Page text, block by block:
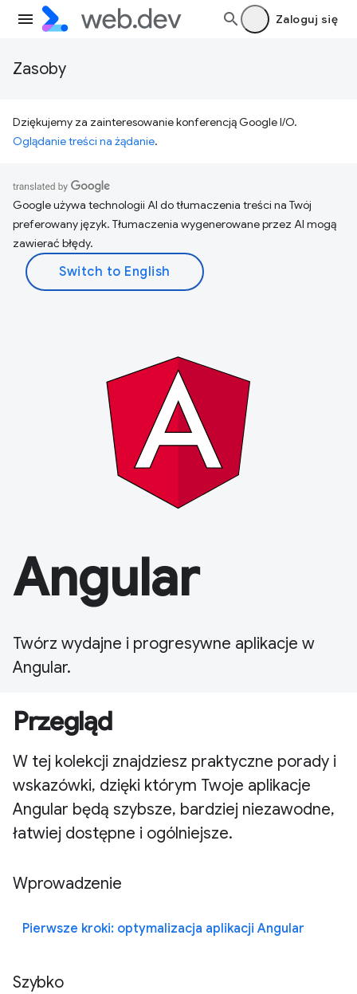
Zaloguj się
Zasoby
Dziękujemy za zainteresowanie konferencją Google I/O.
Oglądanie treści na żądanie.
Google używa technologii AI do tłumaczenia treści na Twój
preferowany język. Tłumaczenia wygenerowane przez AI mogą
zawierać błędy.
Angular
Twórz wydajne i progresywne aplikacje w
Angular.
Przegląd
W tej kolekcji znajdziesz praktyczne porady i
wskazówki, dzięki którym Twoje aplikacje
Angular będą szybsze, bardziej niezawodne,
łatwiej dostępne i ogólniejsze.
Wprowadzenie
Pierwsze kroki: optymalizacja aplikacji Angular
Szybko